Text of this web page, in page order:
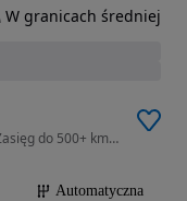
229 KM • Kia EV6 | Duża Bateria 77.4 kWh | Zasięg do 500+ km | Bogate
Automatyczna
W granicach średniej